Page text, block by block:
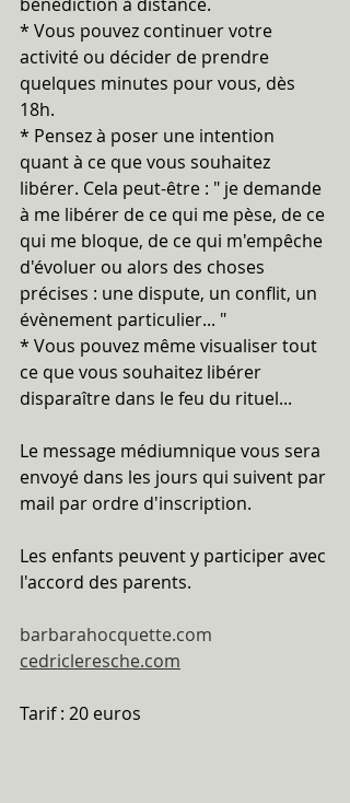
* Vous pouvez continuer votre
activité ou décider de prendre
quelques minutes pour vous, dès
18h.
* Pensez à poser une intention
quant à ce que vous souhaitez
libérer. Cela peut-être : " je demande
à me libérer de ce qui me pèse, de ce
qui me bloque, de ce qui m'empêche
d'évoluer ou alors des choses
précises : une dispute, un conflit, un
évènement particulier... "
* Vous pouvez même visualiser tout
ce que vous souhaitez libérer
disparaître dans le feu du rituel...
Le message médiumnique vous sera
envoyé dans les jours qui suivent par
mail par ordre d'inscription.
Les enfants peuvent y participer avec
l'accord des parents.
barbarahocquette.com
cedricleresche.com
Tarif : 20 euros